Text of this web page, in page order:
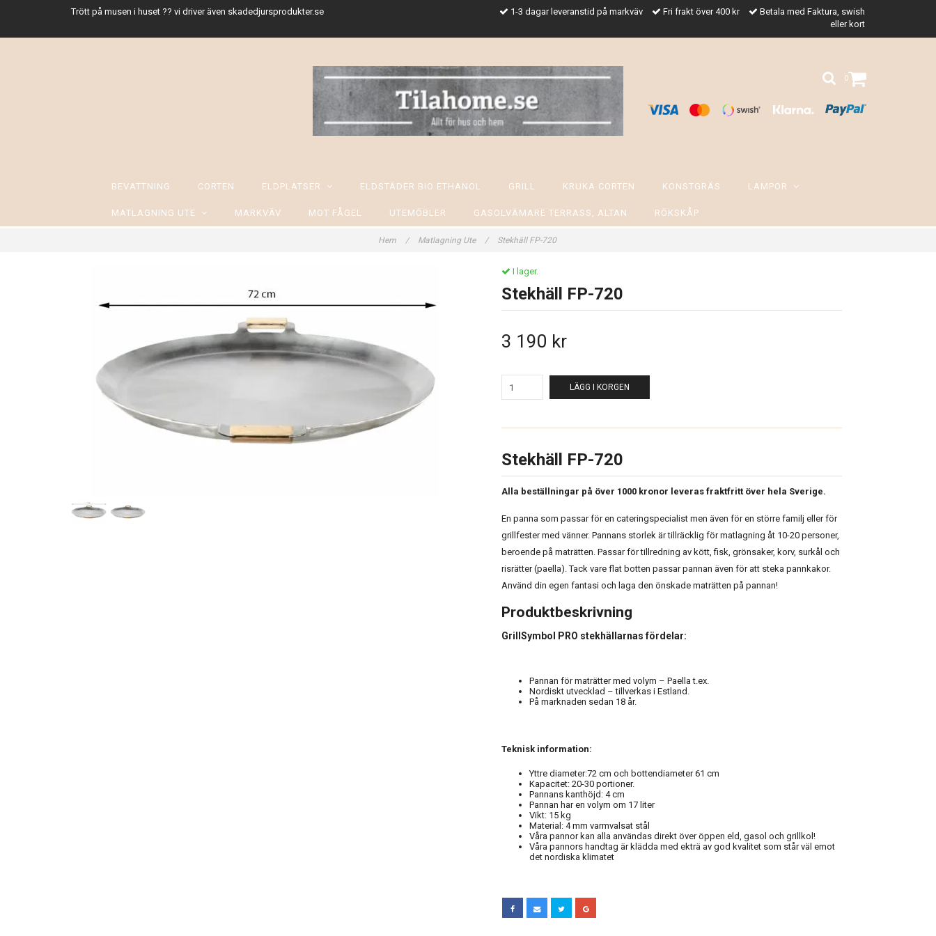
Trött på musen i huset ?? vi driver även skadedjursprodukter.se 1-3 dagar leveranstid på markväv Fri frakt över 400 kr
Betala med Faktura, swish
eller kort
0
BEVATTNING CORTEN ELDPLATSER ELDSTÄDER BIO ETHANOL GRILL KRUKA CORTEN KONSTGRÄS LAMPOR
MATLAGNING UTE MARKVÄV MOT FÅGEL UTEMÖBLER GASOLVÄMARE TERRASS, ALTAN RÖKSKÅP
Hem / Matlagning Ute / Stekhäll FP-720
I lager.
Stekhäll FP-720
3 190 kr
LÄGG I KORGEN
Stekhäll FP-720
Alla beställningar på över 1000 kronor leveras fraktfritt över hela Sverige.
En panna som passar för en cateringspecialist men även för en större familj eller för
grillfester med vänner. Pannans storlek är tillräcklig för matlagning åt 10-20 personer,
beroende på maträtten. Passar för tillredning av kött, fisk, grönsaker, korv, surkål och
risrätter (paella). Tack vare flat botten passar pannan även för att steka pannkakor.
Använd din egen fantasi och laga den önskade maträtten på pannan!
Produktbeskrivning
GrillSymbol PRO stekhällarnas fördelar:
Pannan för maträtter med volym – Paella t.ex.
Nordiskt utvecklad – tillverkas i Estland.
På marknaden sedan 18 år.
Teknisk information:
Yttre diameter:72 cm och bottendiameter 61 cm
Kapacitet: 20-30 portioner.
Pannans kanthöjd: 4 cm
Pannan har en volym om 17 liter
Vikt: 15 kg
Material: 4 mm varmvalsat stål
Våra pannor kan alla användas direkt över öppen eld, gasol och grillkol!
Våra pannors handtag är klädda med ekträ av god kvalitet som står väl emot
det nordiska klimatet